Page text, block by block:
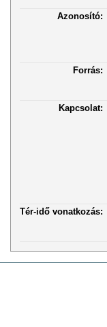
Azonosító:
Forrás:
Kapcsolat:
Tér-idő vonatkozás: